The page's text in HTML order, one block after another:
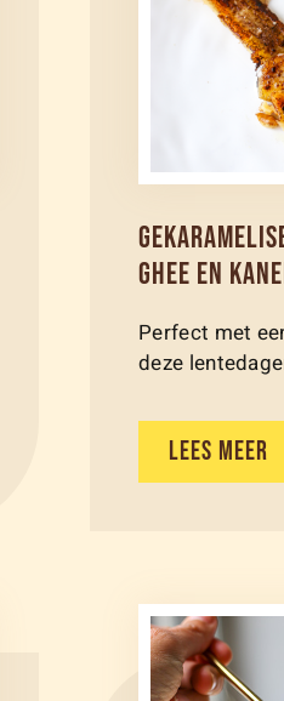
GHEE EN
Perfect met
deze
LEES MEER